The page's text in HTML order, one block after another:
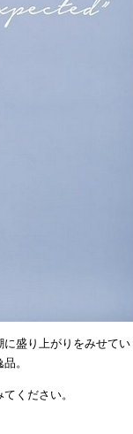
盛り上がりをみせてい
。
ください。